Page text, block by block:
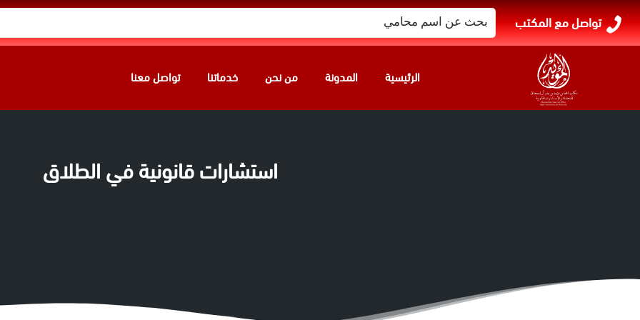
تواصل مع المكتب
البحث
عن:
الرئيسية المدونة من نحن خدماتنا تواصل معنا
استشارات قانونية في الطلاق